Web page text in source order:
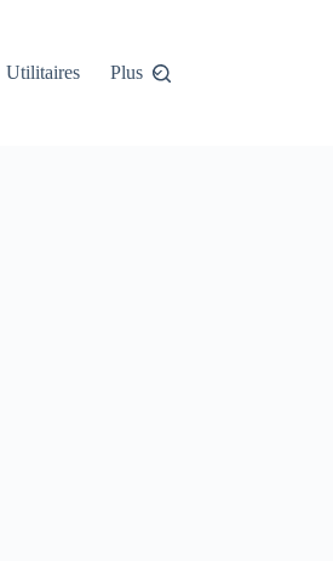
Utilitaires Plus